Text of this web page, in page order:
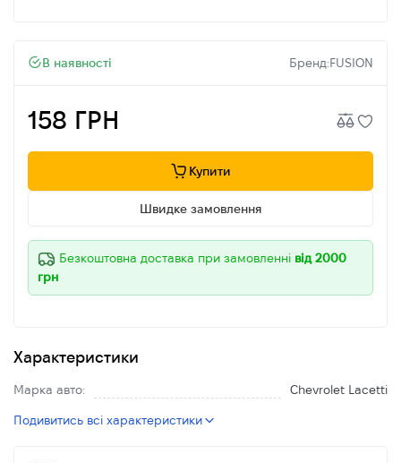
В наявності Бренд:FUSION
158 ГРН
Купити
Швидке замовлення
Безкоштовна доставка при замовленні від 2000
грн
Характеристики
Марка авто: Chevrolet Lacetti
Подивитись всі характеристики